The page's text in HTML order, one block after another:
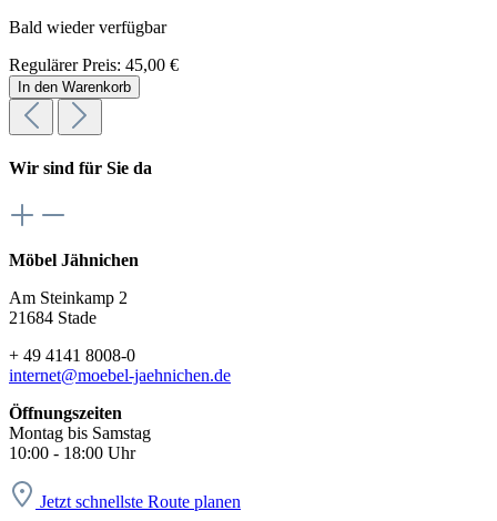
Bald wieder verfügbar
Regulärer Preis: 45,00 €
In den Warenkorb
Wir sind für Sie da
Möbel Jähnichen
Am Steinkamp 2
21684 Stade
+ 49 4141 8008-0
internet@moebel-jaehnichen.de
Öffnungszeiten
Montag bis Samstag
10:00 - 18:00 Uhr
Jetzt schnellste Route planen